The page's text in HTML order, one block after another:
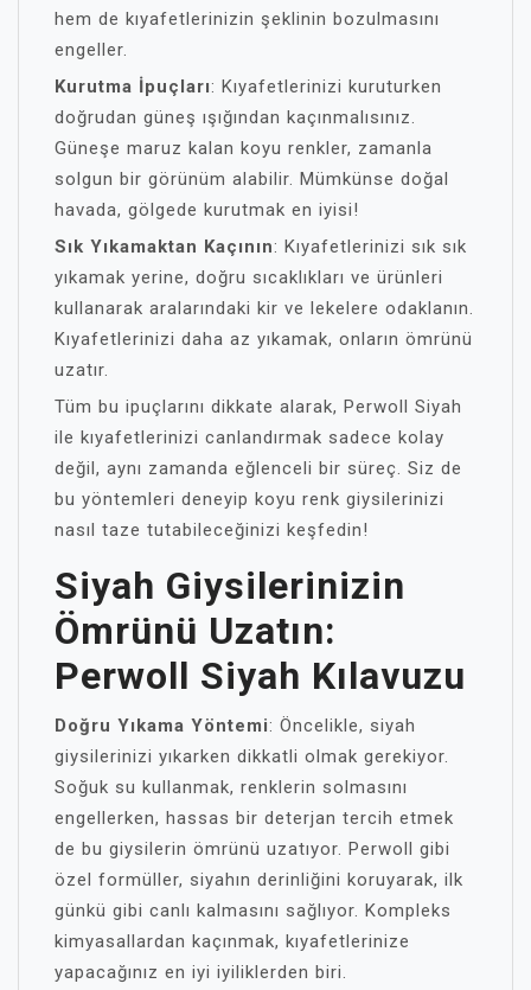
hem de kıyafetlerinizin şeklinin bozulmasını
engeller.
Kurutma İpuçları: Kıyafetlerinizi kuruturken
doğrudan güneş ışığından kaçınmalısınız.
Güneşe maruz kalan koyu renkler, zamanla
solgun bir görünüm alabilir. Mümkünse doğal
havada, gölgede kurutmak en iyisi!
Sık Yıkamaktan Kaçının: Kıyafetlerinizi sık sık
yıkamak yerine, doğru sıcaklıkları ve ürünleri
kullanarak aralarındaki kir ve lekelere odaklanın.
Kıyafetlerinizi daha az yıkamak, onların ömrünü
uzatır.
Tüm bu ipuçlarını dikkate alarak, Perwoll Siyah
ile kıyafetlerinizi canlandırmak sadece kolay
değil, aynı zamanda eğlenceli bir süreç. Siz de
bu yöntemleri deneyip koyu renk giysilerinizi
nasıl taze tutabileceğinizi keşfedin!
Siyah Giysilerinizin
Ömrünü Uzatın:
Perwoll Siyah Kılavuzu
Doğru Yıkama Yöntemi: Öncelikle, siyah
giysilerinizi yıkarken dikkatli olmak gerekiyor.
Soğuk su kullanmak, renklerin solmasını
engellerken, hassas bir deterjan tercih etmek
de bu giysilerin ömrünü uzatıyor. Perwoll gibi
özel formüller, siyahın derinliğini koruyarak, ilk
günkü gibi canlı kalmasını sağlıyor. Kompleks
kimyasallardan kaçınmak, kıyafetlerinize
yapacağınız en iyi iyiliklerden biri.